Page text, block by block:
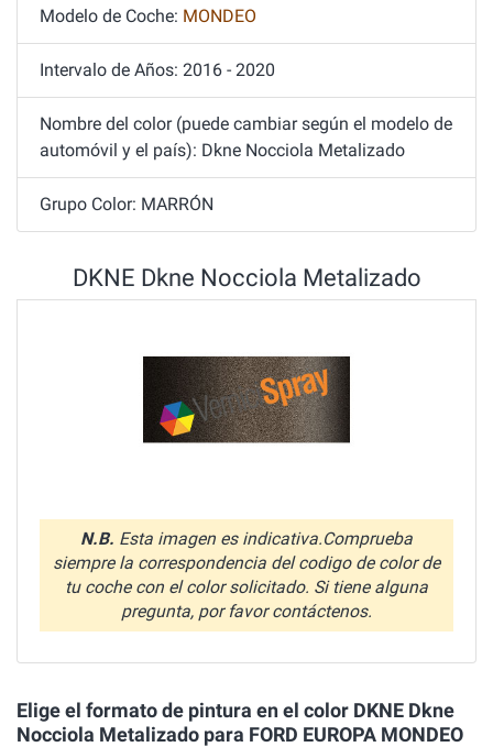
Modelo de Coche: MONDEO
Intervalo de Años: 2016 - 2020
Nombre del color (puede cambiar según el modelo de
automóvil y el país): Dkne Nocciola Metalizado
Grupo Color: MARRÓN
DKNE Dkne Nocciola Metalizado
N.B. Esta imagen es indicativa.Comprueba
siempre la correspondencia del codigo de color de
tu coche con el color solicitado. Si tiene alguna
pregunta, por favor contáctenos.
Elige el formato de pintura en el color DKNE Dkne
Nocciola Metalizado para FORD EUROPA MONDEO